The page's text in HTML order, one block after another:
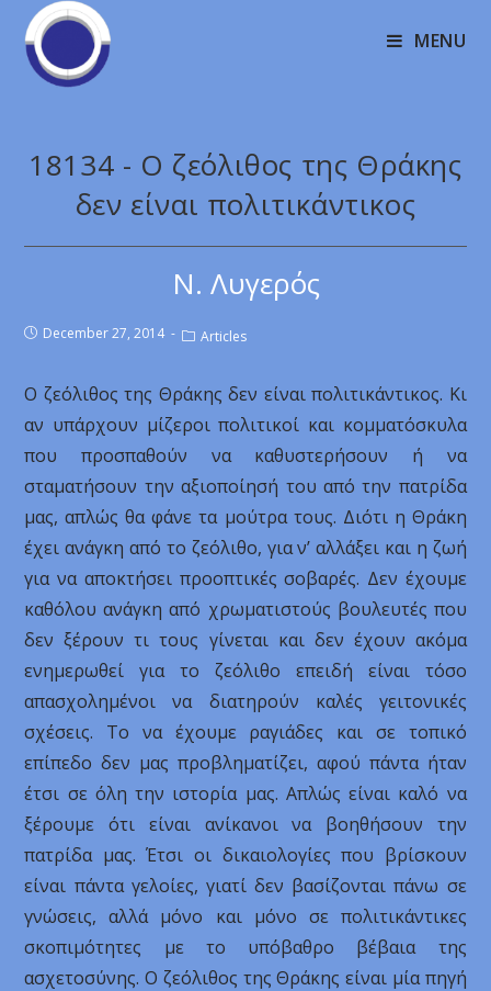
MENU
18134 - Ο ζεόλιθος της Θράκης
δεν είναι πολιτικάντικος
Ν. Λυγερός
December 27, 2014 Articles
Ο ζεόλιθος της Θράκης δεν είναι πολιτικάντικος. Κι
αν υπάρχουν μίζεροι πολιτικοί και κομματόσκυλα
που προσπαθούν να καθυστερήσουν ή να
σταματήσουν την αξιοποίησή του από την πατρίδα
μας, απλώς θα φάνε τα μούτρα τους. Διότι η Θράκη
έχει ανάγκη από το ζεόλιθο, για ν’ αλλάξει και η ζωή
για να αποκτήσει προοπτικές σοβαρές. Δεν έχουμε
καθόλου ανάγκη από χρωματιστούς βουλευτές που
δεν ξέρουν τι τους γίνεται και δεν έχουν ακόμα
ενημερωθεί για το ζεόλιθο επειδή είναι τόσο
απασχολημένοι να διατηρούν καλές γειτονικές
σχέσεις. Το να έχουμε ραγιάδες και σε τοπικό
επίπεδο δεν μας προβληματίζει, αφού πάντα ήταν
έτσι σε όλη την ιστορία μας. Απλώς είναι καλό να
ξέρουμε ότι είναι ανίκανοι να βοηθήσουν την
πατρίδα μας. Έτσι οι δικαιολογίες που βρίσκουν
είναι πάντα γελοίες, γιατί δεν βασίζονται πάνω σε
γνώσεις, αλλά μόνο και μόνο σε πολιτικάντικες
σκοπιμότητες με το υπόβαθρο βέβαια της
ασχετοσύνης. Ο ζεόλιθος της Θράκης είναι μία πηγή